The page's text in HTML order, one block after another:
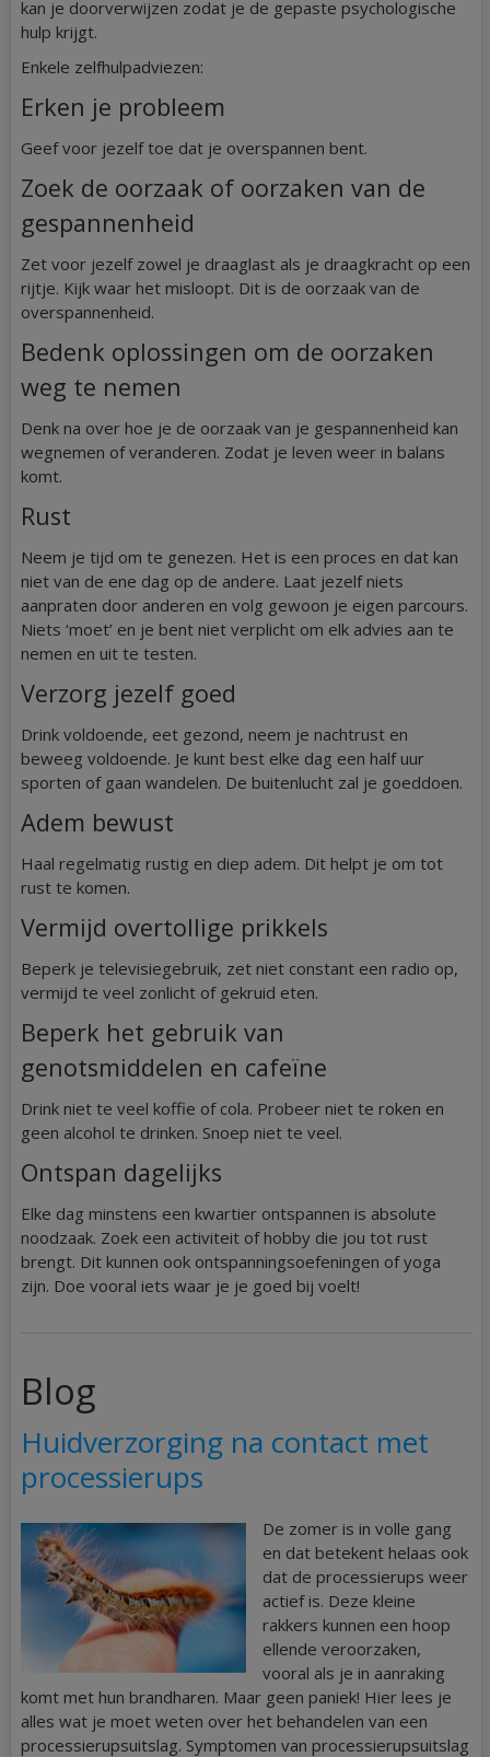
kan je doorverwijzen zodat je de gepaste psychologische
hulp krijgt.
Enkele zelfhulpadviezen:
Erken je probleem
Geef voor jezelf toe dat je overspannen bent.
Zoek de oorzaak of oorzaken van de
gespannenheid
Zet voor jezelf zowel je draaglast als je draagkracht op een
rijtje. Kijk waar het misloopt. Dit is de oorzaak van de
overspannenheid.
Bedenk oplossingen om de oorzaken
weg te nemen
Denk na over hoe je de oorzaak van je gespannenheid kan
wegnemen of veranderen. Zodat je leven weer in balans
komt.
Rust
Neem je tijd om te genezen. Het is een proces en dat kan
niet van de ene dag op de andere. Laat jezelf niets
aanpraten door anderen en volg gewoon je eigen parcours.
Niets ‘moet’ en je bent niet verplicht om elk advies aan te
nemen en uit te testen.
Verzorg jezelf goed
Drink voldoende, eet gezond, neem je nachtrust en
beweeg voldoende. Je kunt best elke dag een half uur
sporten of gaan wandelen. De buitenlucht zal je goeddoen.
Adem bewust
Haal regelmatig rustig en diep adem. Dit helpt je om tot
rust te komen.
Vermijd overtollige prikkels
Beperk je televisiegebruik, zet niet constant een radio op,
vermijd te veel zonlicht of gekruid eten.
Beperk het gebruik van
genotsmiddelen en cafeïne
Drink niet te veel koffie of cola. Probeer niet te roken en
geen alcohol te drinken. Snoep niet te veel.
Ontspan dagelijks
Elke dag minstens een kwartier ontspannen is absolute
noodzaak. Zoek een activiteit of hobby die jou tot rust
brengt. Dit kunnen ook ontspanningsoefeningen of yoga
zijn. Doe vooral iets waar je je goed bij voelt!
Blog
Huidverzorging na contact met
processierups
De zomer is in volle gang
en dat betekent helaas ook
dat de processierups weer
actief is. Deze kleine
rakkers kunnen een hoop
ellende veroorzaken,
vooral als je in aanraking
komt met hun brandharen. Maar geen paniek! Hier lees je
alles wat je moet weten over het behandelen van een
processierupsuitslag. Symptomen van processierupsuitslag